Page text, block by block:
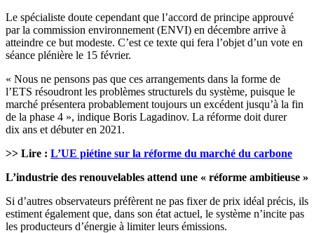
Le spécialiste doute cependant que l’accord de principe approuvé
par la commission environnement (ENVI) en décembre arrive à
atteindre ce but modeste. C’est ce texte qui fera l’objet d’un vote en
séance plénière le 15 février.
« Nous ne pensons pas que ces arrangements dans la forme de
l’ETS résoudront les problèmes structurels du système, puisque le
marché présentera probablement toujours un excédent jusqu’à la fin
de la phase 4 », indique Boris Lagadinov. La réforme doit durer
dix ans et débuter en 2021.
>> Lire : L’UE piétine sur la réforme du marché du carbone
L’industrie des renouvelables attend une « réforme ambitieuse »
Si d’autres observateurs préfèrent ne pas fixer de prix idéal précis, ils
estiment également que, dans son état actuel, le système n’incite pas
les producteurs d’énergie à limiter leurs émissions.